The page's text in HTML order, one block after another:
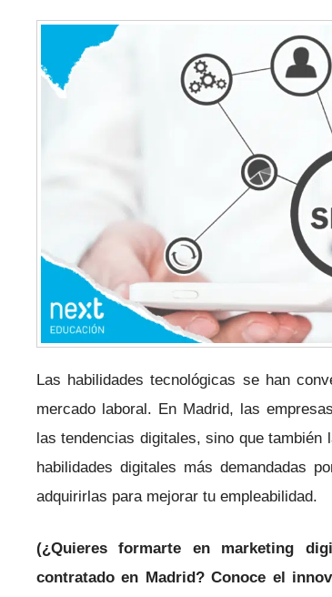
Las habilidades tecnológicas se han
mercado laboral. En Madrid, las
las tendencias digitales, sino que
habilidades digitales más demandadas
adquirirlas para mejorar tu empleabilidad.
(¿Quieres formarte en marketing
contratado en Madrid? Conoce el